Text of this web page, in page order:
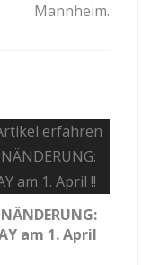
Mannheim.
am 1. April